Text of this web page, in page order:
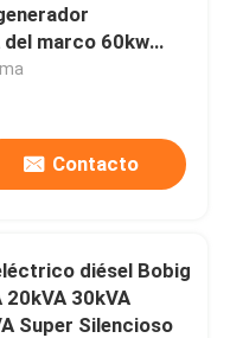
del marco 60kw
Contacto
diésel Bobig
20kVA 30kVA
Super Silencioso